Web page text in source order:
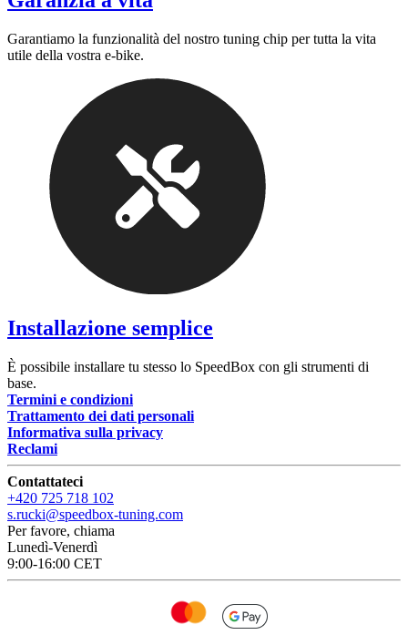
Garantiamo la funzionalità del nostro tuning chip per tutta la vita
utile della vostra e-bike.
Installazione semplice
È possibile installare tu stesso lo SpeedBox con gli strumenti di
base.
Termini e condizioni
Trattamento dei dati personali
Informativa sulla privacy
Reclami
Contattateci
+420 725 718 102
s.rucki@speedbox-tuning.com
Per favore, chiama
Lunedì-Venerdì
9:00-16:00 CET